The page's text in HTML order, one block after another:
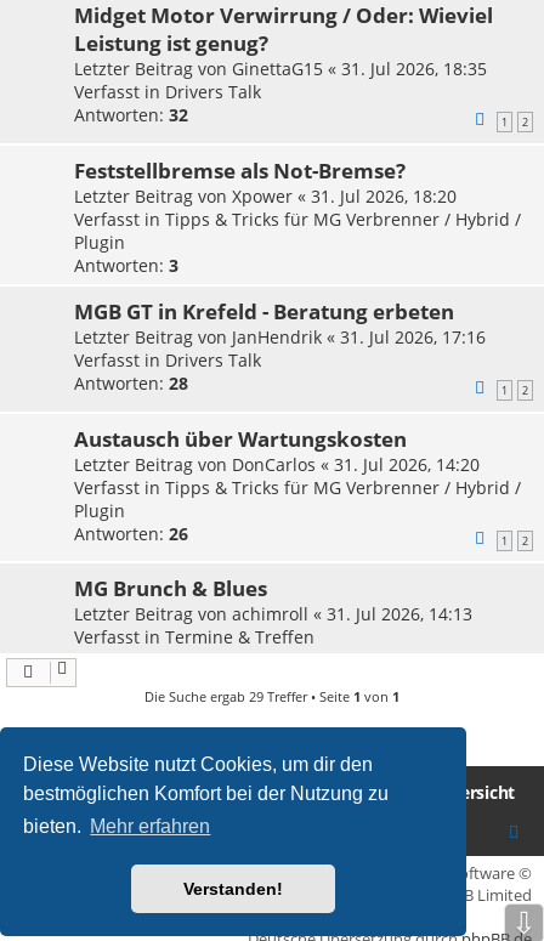
Diese Website nutzt Cookies, um dir den
bestmöglichen Komfort bei der Nutzung zu
bieten. Mehr erfahren
Verstanden!
Midget Motor Verwirrung / Oder: Wieviel
Leistung ist genug?
Letzter Beitrag von GinettaG15 « 31. Jul 2026, 18:35
Verfasst in Drivers Talk
Antworten: 32 1 2
Feststellbremse als Not-Bremse?
Letzter Beitrag von Xpower « 31. Jul 2026, 18:20
Verfasst in Tipps & Tricks für MG Verbrenner / Hybrid /
Plugin
Antworten: 3
MGB GT in Krefeld - Beratung erbeten
Letzter Beitrag von JanHendrik « 31. Jul 2026, 17:16
Verfasst in Drivers Talk
Antworten: 28 1 2
Austausch über Wartungskosten
Letzter Beitrag von DonCarlos « 31. Jul 2026, 14:20
Verfasst in Tipps & Tricks für MG Verbrenner / Hybrid /
Plugin
Antworten: 26 1 2
MG Brunch & Blues
Letzter Beitrag von achimroll « 31. Jul 2026, 14:13
Verfasst in Termine & Treffen
Die Suche ergab 29 Treffer • Seite 1 von 1
Homepage MG Drivers Club Deutschland Foren-Übersicht
Flat Style by phpBB
® Forum Software ©
phpBB Limited
⇩